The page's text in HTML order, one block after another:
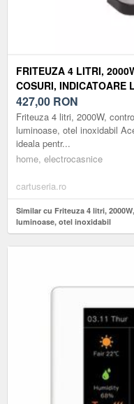
FRITEUZA 4 LITRI,
COSURI, INDICATOARE
427,00 RON
Friteuza 4 litri, 2000W,
luminoase, otel inoxidabil
ideala pentr...
home, electrocasnice
cartuseria.ro
Similar cu Friteuza 4 litri,
luminoase, otel inoxidabil